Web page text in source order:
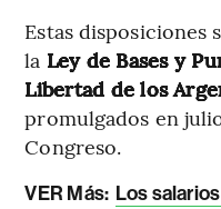
Estas disposiciones
la Ley de Bases y
Libertad de los
promulgados en
Congreso.
VER Más: Los